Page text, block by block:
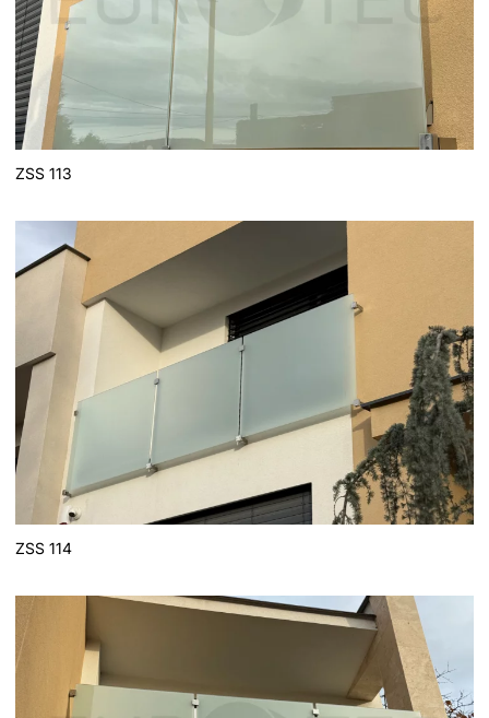
ZSS 113
ZSS 114